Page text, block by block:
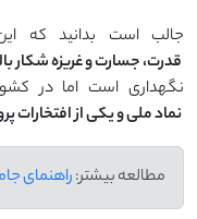
جالب است بدانید که
قدرت، جسارت و غریزه شکار
نگهداری است اما در
نماد ملی و یکی از
مطالعه بیشتر:راهنمای